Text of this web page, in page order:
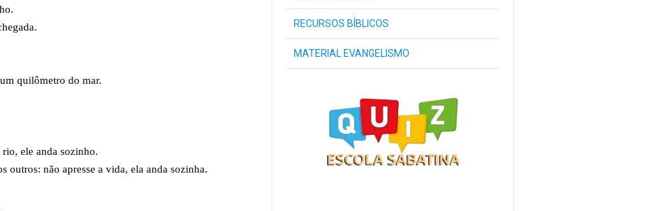
quilômetro do mar.
ele anda sozinho.
outros: não apresse a vida, ela anda sozinha.
RECURSOS BÍBLICOS
MATERIAL EVANGELISMO